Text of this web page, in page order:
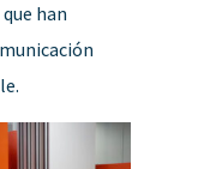
que han